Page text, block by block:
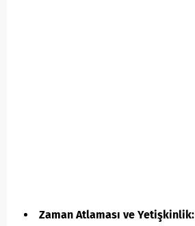
Zaman Atlaması ve Yetişkinlik: